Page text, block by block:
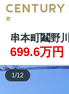
串本町鬮野
699.6万円
1/12